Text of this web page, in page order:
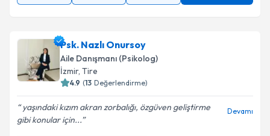
Psk. Nazlı Onursoy
Aile Danışmanı (Psikolog)
İzmir, Tire
4.9 (13 Değerlendirme)
yaşındaki kızım akran zorbalığı, özgüven geliştirme
gibi konular için...
Devamı